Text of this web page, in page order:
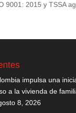
9001: 2015 y TSSA
impulsa una
a la vivienda de
8, 2026